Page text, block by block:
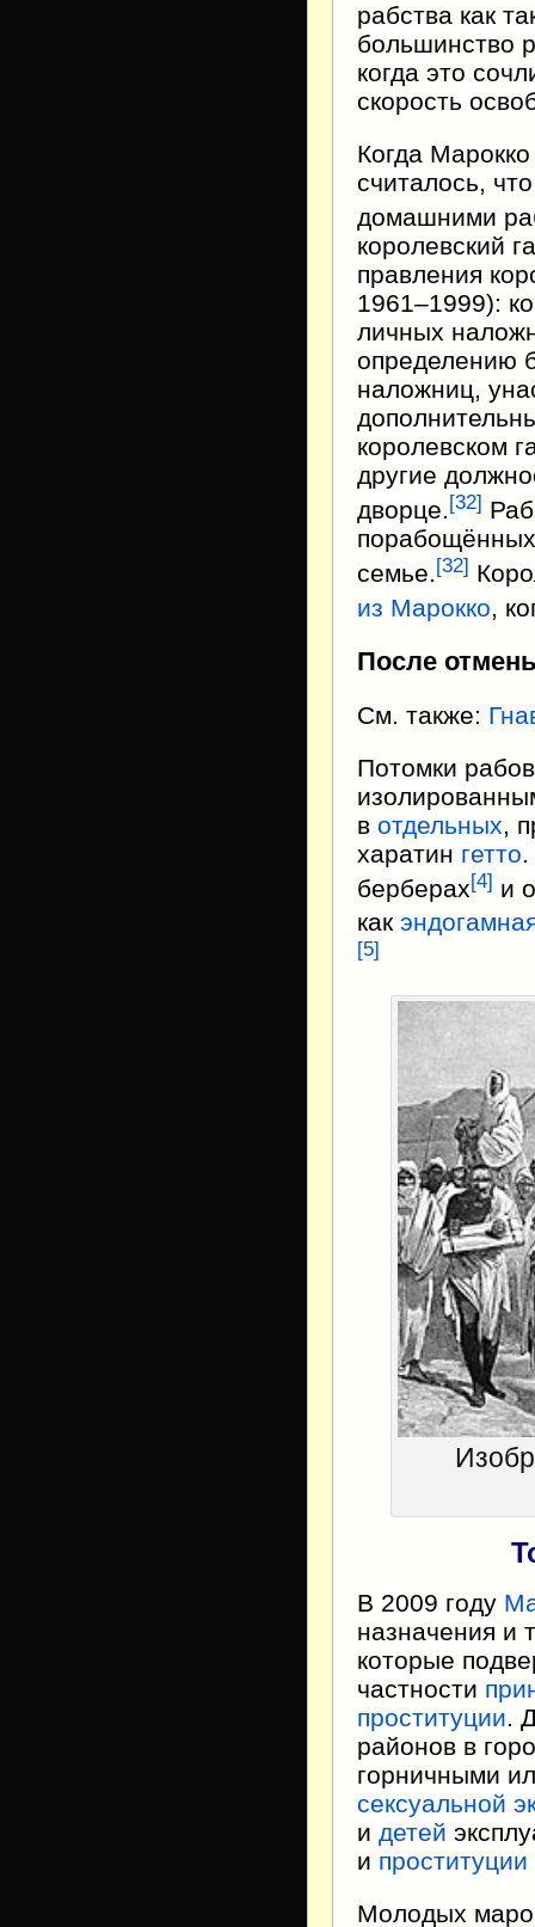
рабства как
большинство
когда это
скорость
Когда
считалось,
домашними
королевский
правления
1961–1999):
личных
определению
наложниц,
королевском
другие
дворце.[32]
семье.[32]
из Марокко ,
После
См. также:
Потомки
в отдельных ,
харатин гетто
берберах[4] и
как
[5]
В 2009 году
назначения и
которые
частности
проституции.
районов в
горничными
сексуальной
и детей
и проституции
Молодых